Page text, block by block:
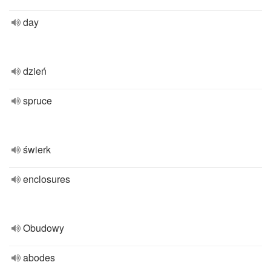
day
dzień
spruce
świerk
enclosures
Obudowy
abodes